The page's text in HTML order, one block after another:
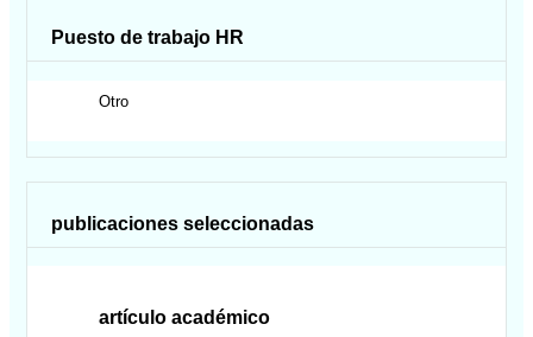
Puesto de trabajo HR
Otro
publicaciones seleccionadas
artículo académico